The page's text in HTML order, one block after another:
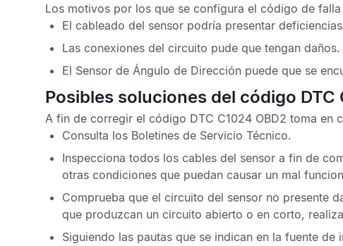
Los motivos por los que se configura el código de falla
El cableado del sensor podría presentar
Las conexiones del circuito pude que tengan daños.
El Sensor de Ángulo de Dirección puede que se
Posibles soluciones del código DTC
A fin de corregir el código DTC C1024 OBD2 toma en
Consulta los Boletines de Servicio Técnico.
Inspecciona todos los cables del sensor a fin de
otras condiciones que puedan causar un mal
Comprueba que el circuito del sensor no presente
que produzcan un circuito abierto o en corto,
Siguiendo las pautas que se indican en la fuente